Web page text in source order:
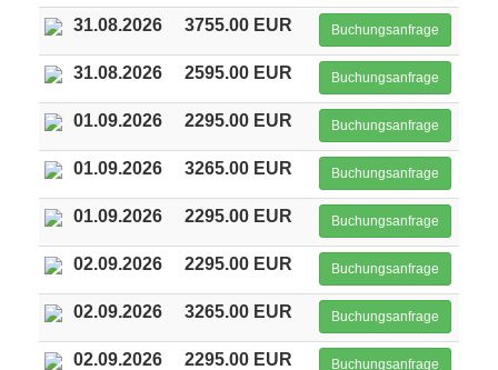
31.08.2026 3755.00 EUR Buchungsanfrage
31.08.2026 2595.00 EUR Buchungsanfrage
01.09.2026 2295.00 EUR Buchungsanfrage
01.09.2026 3265.00 EUR Buchungsanfrage
01.09.2026 2295.00 EUR Buchungsanfrage
02.09.2026 2295.00 EUR Buchungsanfrage
02.09.2026 3265.00 EUR Buchungsanfrage
02.09.2026 2295.00 EUR Buchungsanfrage